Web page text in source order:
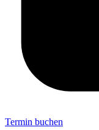
Termin buchen